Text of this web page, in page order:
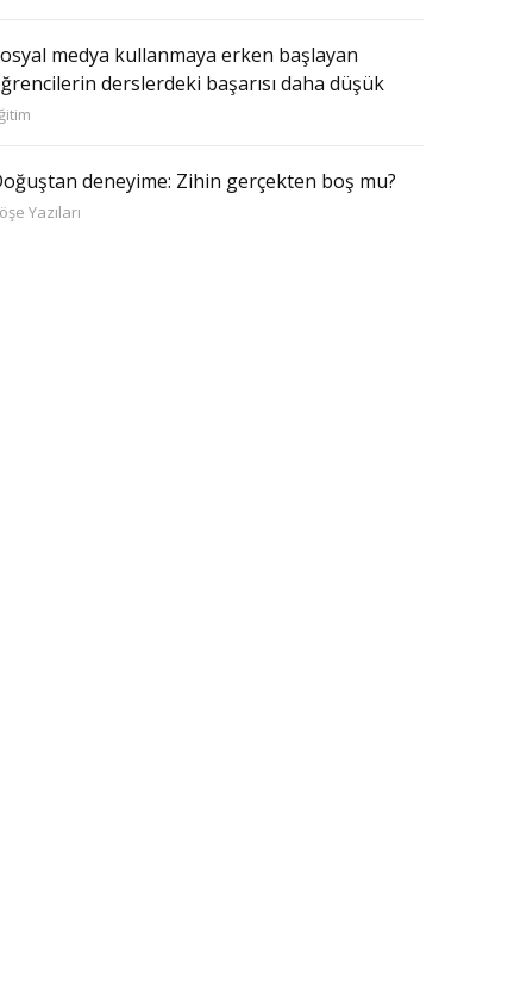
medya kullanmaya erken başlayan
derslerdeki başarısı daha düşük
deneyime: Zihin gerçekten boş mu?
Yazıları